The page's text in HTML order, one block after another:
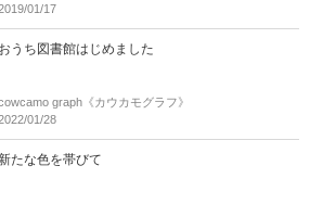
01/17
おうち図書館はじめました
graph《カウカモグラフ》
01/28
たな色を帯びて